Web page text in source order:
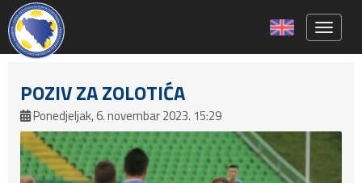
POZIV ZA ZOLOTIĆA
Ponedjeljak, 6. novembar 2023. 15:29